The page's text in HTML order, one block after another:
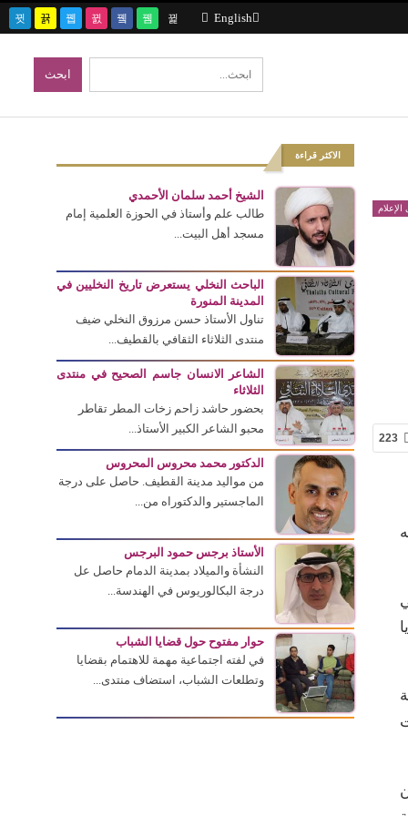
English
223
الاكثر قراءة
الشيخ أحمد سلمان الأحمدي
طالب علم وأستاذ في الحوزة العلمية إمام
مسجد أهل البيت...
الباحث النخلي يستعرض تاريخ النخليين في
المدينة المنورة
تناول الأستاذ حسن مرزوق النخلي ضيف
منتدى الثلاثاء الثقافي بالقطيف...
الشاعر الانسان جاسم الصحيح في منتدى
الثلاثاء
بحضور حاشد زاحم زخات المطر تقاطر
محبو الشاعر الكبير الأستاذ...
الدكتور محمد محروس المحروس
من مواليد مدينة القطيف. حاصل على درجة
الماجستير والدكتوراه من...
الأستاذ برجس حمود البرجس
النشأة والميلاد بمدينة الدمام حاصل عل
درجة البكالوريوس في الهندسة...
حوار مفتوح حول قضايا الشباب
في لفته اجتماعية مهمة للاهتمام بقضايا
وتطلعات الشباب، استضاف منتدى...